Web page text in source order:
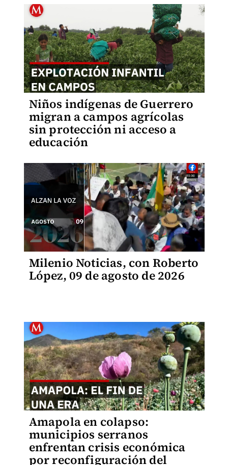
Niños indígenas de Guerrero
migran a campos agrícolas
sin protección ni acceso a
educación
Milenio Noticias, con Roberto
López, 09 de agosto de 2026
Amapola en colapso:
municipios serranos
enfrentan crisis económica
por reconfiguración del